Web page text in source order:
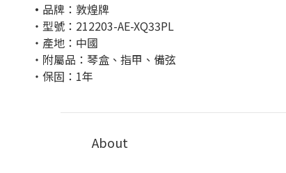
・ 品牌：敦煌牌
・型號： 212203-AE-XQ33PL
・產地：中國
・附屬品：琴盒、指甲、備弦
・保固：1年
About